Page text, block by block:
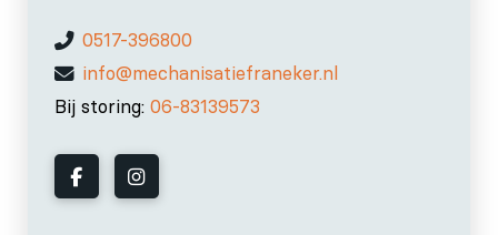
0517-396800
info@mechanisatiefraneker.nl
Bij storing: 06-83139573